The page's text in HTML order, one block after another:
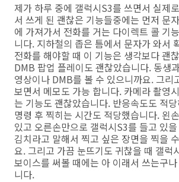
제가 하루 중에 갤럭시S3를 쓰면서 실제
서 쓰게 된 괜찮은 기능들중에는 먼저 문
에 가져가서 전화를 거는 다이렉트 콜 기
니다. 지하철의 좁은 틈에서 문자가 와서
전화를 해야할 때 이 기능은 생각보다 괜
DMB 팝업 플레이도 괜찮았습니다. 동생
영상이나 DMB를 볼 수 있으니까요. 그리
보면서 메모도 가능 합니다. 카메라 촬영
는 기능도 괜찮았습니다. 반응속도도 적
명령 후 찍히는 시간도 적당했습니다. 왼
있고 오른손만으로 갤럭시S3를 들고 있
김치라고 말해서 찍고 싶은 장면을 찍을
요. 그리고 가끔 눈뜨기도 귀찮을 때 갤럭
보이스를 써볼 때에는 아 이래서 쓰는구
니다.